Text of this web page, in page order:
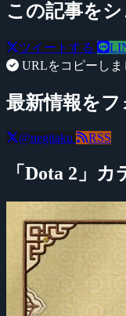
この記事を
ツイートする
URLをコピーしま
最新情報をフ
@negitaku RSS
「Dota 2」